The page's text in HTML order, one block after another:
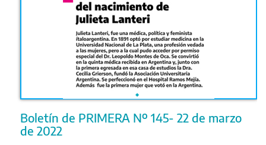
Boletín de PRIMERA Nº 145- 22 de marzo
de 2022